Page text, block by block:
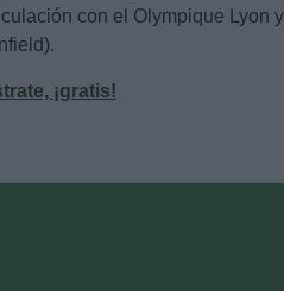
con el Olympique Lyon
¡gratis!